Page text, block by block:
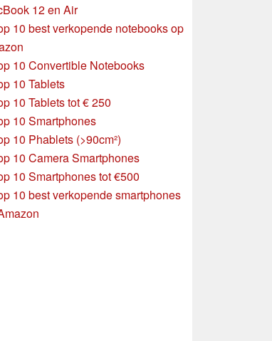
12 en Air
10 best verkopende notebooks op
10 Convertible Notebooks
10 Tablets
10 Tablets tot € 250
10 Smartphones
10 Phablets (>90cm²)
10 Camera Smartphones
10 Smartphones tot €500
10 best verkopende smartphones